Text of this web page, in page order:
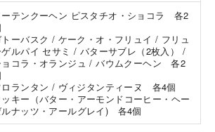
ーテンクーヘン ピスタチオ・ショコラ 各2
トーバスク / ケーク・オ・フリュイ / フリュ
ゲルパイ セサミ / バターサブレ（2枚入） /
ョコラ・オランジュ / バウムクーヘン 各2
ロランタン / ヴィジタンティーヌ 各4個
ッキー（バター・アーモンドコーヒー・ヘー
ナッツ・アールグレイ) 各4個